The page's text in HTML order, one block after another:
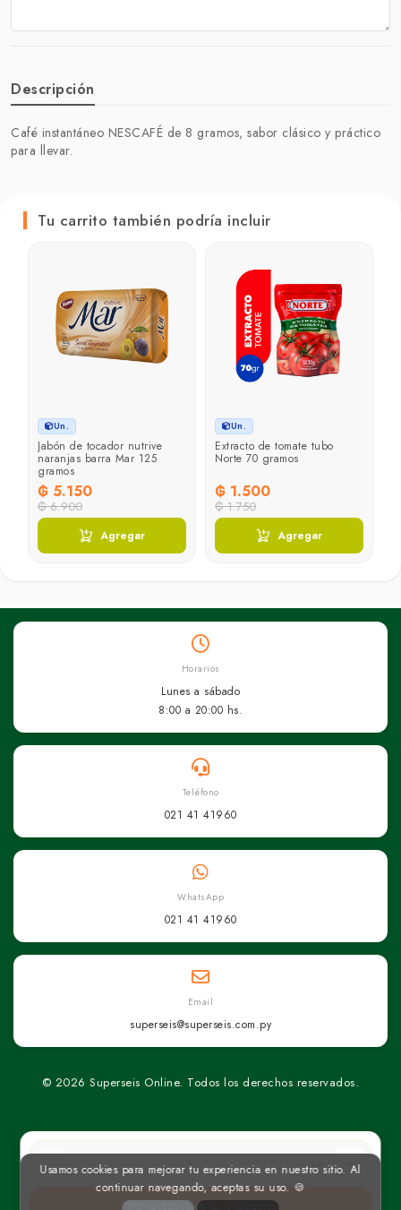
un
Descripción
Café instantáneo NESCAFÉ de 8 gramos, sabor clásico y práctico
para llevar.
Tu carrito también podría incluir
Un.
Jabón de tocador nutrive
naranjas barra Mar 125
gramos
₲ 5.150
₲ 6.900
Agregar
Un.
Extracto de tomate tubo
Norte 70 gramos
₲ 1.500
₲ 1.750
Agregar
Horarios
Lunes a sábado
8:00 a 20:00 hs.
Teléfono
021 41 41960
WhatsApp
021 41 41960
Email
superseis@superseis.com.py
© 2026 Superseis Online. Todos los derechos reservados.
Usamos cookies para mejorar tu experiencia en nuestro sitio. Al
continuar navegando, aceptas su uso. 🍪